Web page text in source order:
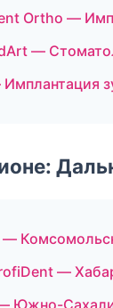
Ortho —
—
—
—
Южно-